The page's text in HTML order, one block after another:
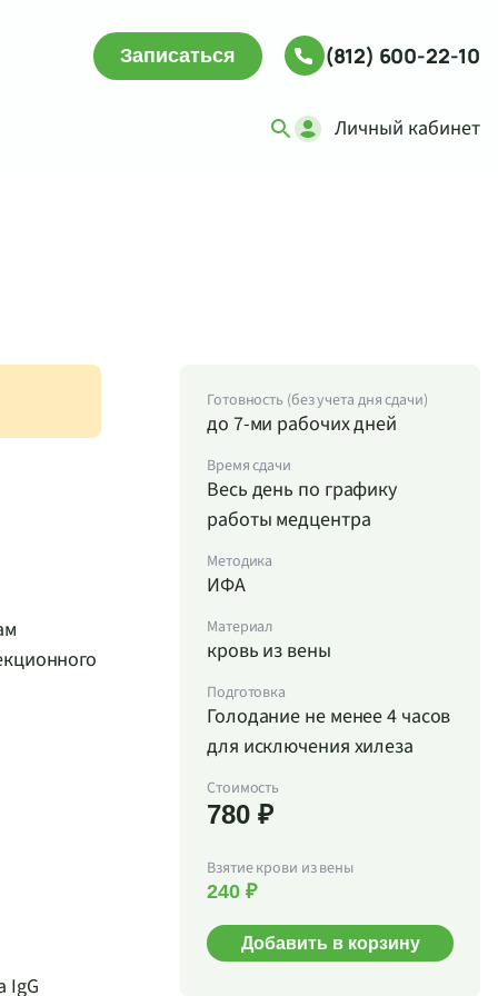
Записаться (812) 600-22-10
Личный кабинет
IgG
Готовность (без учета дня сдачи)
до 7-ми рабочих дней
Время сдачи
Весь день по графику
работы медцентра
Методика
ИФА
Материал
кровь из вены
Подготовка
Голодание не менее 4 часов
для исключения хилеза
Стоимость
780 ₽
Взятие крови из вены
240 ₽
Добавить в корзину